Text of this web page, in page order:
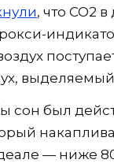
, что CO2
сон был
— ниже